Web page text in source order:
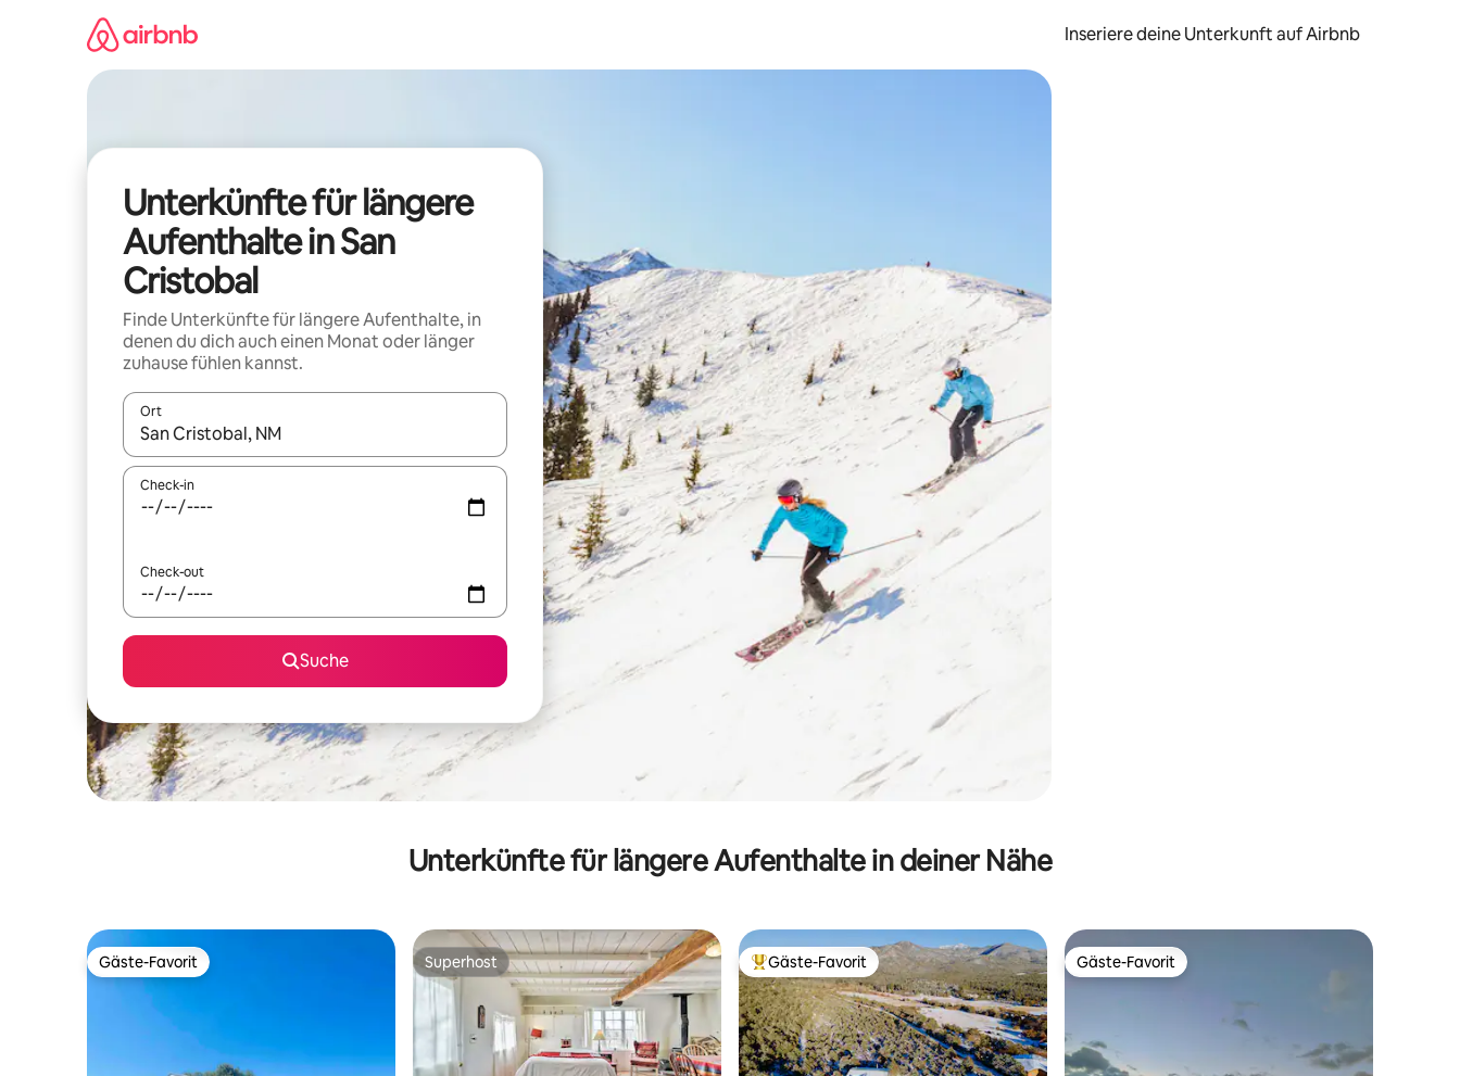
Inseriere deine Unterkunft auf Airbnb
Unterkünfte für längere
Aufenthalte in San
Cristobal
Finde Unterkünfte für längere Aufenthalte, in
denen du dich auch einen Monat oder länger
zuhause fühlen kannst.
Ort
Wenn Ergebnisse verfügbar sind, navigiere mit den Pfeiltasten nach oben und unten oder erkunde die Ergebnisse durch Berühren oder Wischgesten.
Check-in
Check-out
Suche
Unterkünfte für längere Aufenthalte in deiner Nähe
Gäste-Favorit
Gäste-Favorit Superhost
Superhost Beliebter Gäste-Favorit.
Gäste-Favorit Gäste-Favorit
Gäste-Favorit